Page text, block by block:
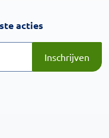
acties
Inschrijven